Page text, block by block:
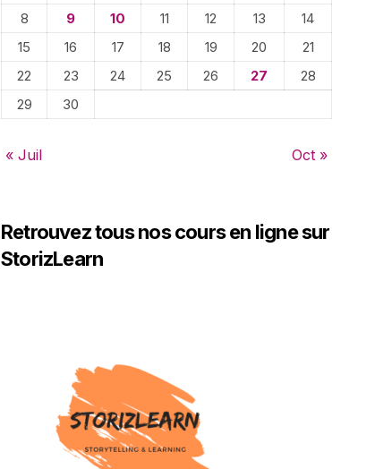
8
9 10 11 12 13
14
15
16 17 18 19 20
21
22
23 24 25 26 27
28
29
30
« Juil Oct »
Retrouvez tous nos cours en ligne sur
StorizLearn